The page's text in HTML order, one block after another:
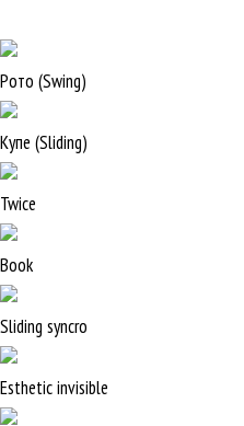
Рото (Swing)
Купе (Sliding)
Twice
Book
Sliding syncro
Esthetic invisible